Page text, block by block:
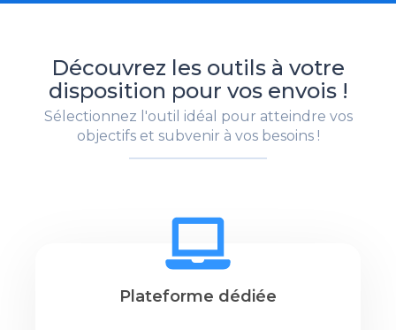
Découvrez les outils à votre
disposition pour vos envois !
Sélectionnez l'outil idéal pour atteindre vos
objectifs et subvenir à vos besoins !
Plateforme dédiée